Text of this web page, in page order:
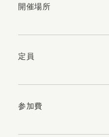
開催場所
定員
参加費